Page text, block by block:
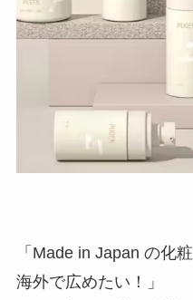
「Made in Japan の化
海外で広めたい！」